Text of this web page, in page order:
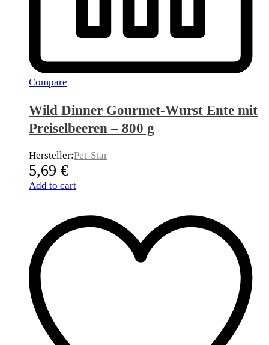
Compare
Wild Dinner Gourmet-Wurst Ente mit
Preiselbeeren – 800 g
Hersteller:Pet-Star
5,69 €
Add to cart